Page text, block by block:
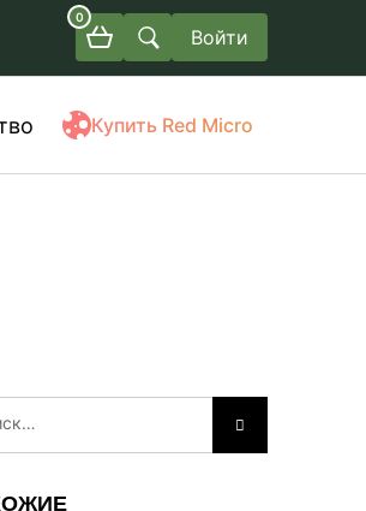
0
Войти
Купить Red Micro